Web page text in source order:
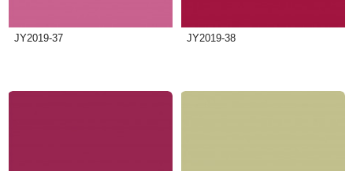
JY2019-37 JY2019-38